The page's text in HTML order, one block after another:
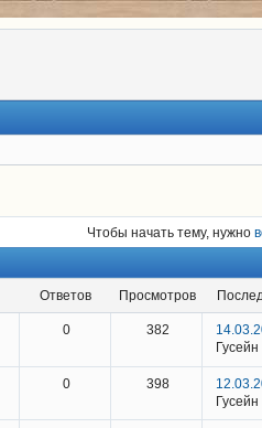
Чтобы начать тему, нужно
ответов просмотров
0 382
0 398